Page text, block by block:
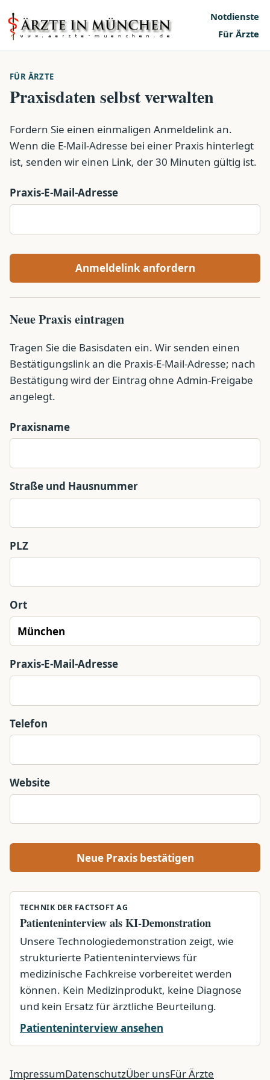
Notdienste
Für Ärzte
FÜR ÄRZTE
Praxisdaten selbst verwalten
Fordern Sie einen einmaligen Anmeldelink an.
Wenn die E-Mail-Adresse bei einer Praxis hinterlegt
ist, senden wir einen Link, der 30 Minuten gültig ist.
Praxis-E-Mail-Adresse
Anmeldelink anfordern
Neue Praxis eintragen
Tragen Sie die Basisdaten ein. Wir senden einen
Bestätigungslink an die Praxis-E-Mail-Adresse; nach
Bestätigung wird der Eintrag ohne Admin-Freigabe
angelegt.
Praxisname
Straße und Hausnummer
PLZ
Ort
Praxis-E-Mail-Adresse
Telefon
Website
Neue Praxis bestätigen
TECHNIK DER FACTSOFT AG
Patienteninterview als KI-Demonstration
Unsere Technologiedemonstration zeigt, wie
strukturierte Patienteninterviews für
medizinische Fachkreise vorbereitet werden
können. Kein Medizinprodukt, keine Diagnose
und kein Ersatz für ärztliche Beurteilung.
Patienteninterview ansehen
ImpressumDatenschutzÜber unsFür Ärzte